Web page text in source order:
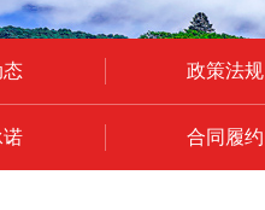
态 政策法规
诺 合同履约